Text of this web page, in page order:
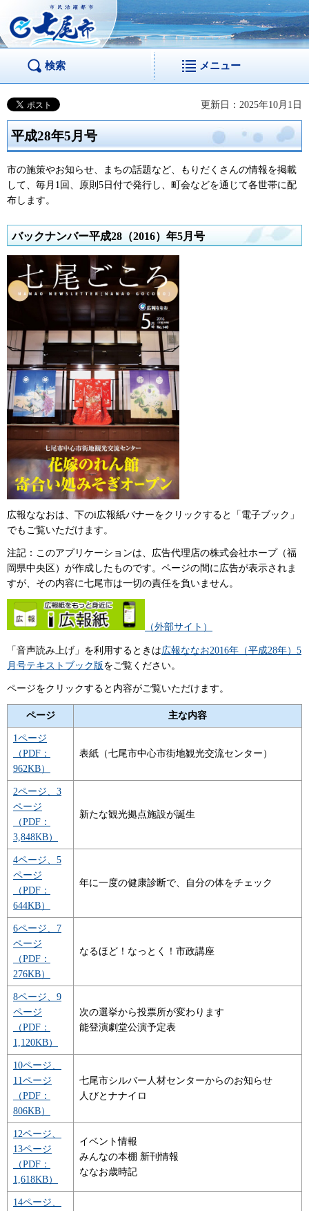
市民活躍都市 七尾
市
検索 メニュー
更新日：2025年10月1日
平成28年5月号
市の施策やお知らせ、まちの話題など、もりだくさんの情報を掲載
して、毎月1回、原則5日付で発行し、町会などを通じて各世帯に配
布します。
バックナンバー平成28（2016）年5月号
広報ななおは、下のi広報紙バナーをクリックすると「電子ブック」
でもご覧いただけます。
注記：このアプリケーションは、広告代理店の株式会社ホープ（福
岡県中央区）が作成したものです。ページの間に広告が表示されま
すが、その内容に七尾市は一切の責任を負いません。
（外部サイト）
「音声読み上げ」を利用するときは広報ななお2016年（平成28年）5
月号テキストブック版をご覧ください。
ページをクリックすると内容がご覧いただけます。
ページ 主な内容
1ページ
（PDF：
962KB）
表紙（七尾市中心市街地観光交流センター）
2ページ、3
ページ
（PDF：
3,848KB）
新たな観光拠点施設が誕生
4ページ、5
ページ
（PDF：
644KB）
年に一度の健康診断で、自分の体をチェック
6ページ、7
ページ
（PDF：
276KB）
なるほど！なっとく！市政講座
8ページ、9
ページ
（PDF：
1,120KB）
次の選挙から投票所が変わります
能登演劇堂公演予定表
10ページ、
11ページ
（PDF：
806KB）
七尾市シルバー人材センターからのお知らせ
人びとナナイロ
12ページ、
13ページ
（PDF：
1,618KB）
イベント情報
みんなの本棚 新刊情報
ななお歳時記
14ページ、